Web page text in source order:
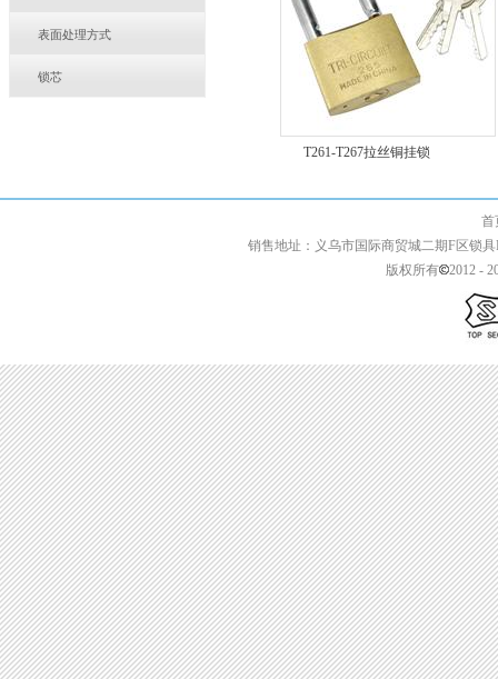
表面处理方式
锁芯
T261-T267拉丝铜挂锁
首页 | 关于我们
销售地址：义乌市国际商贸城二期F区锁具
版权所有
2012 -